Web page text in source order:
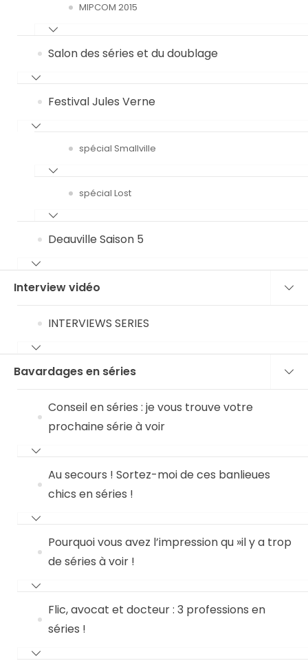
MIPCOM 2015
Salon des séries et du doublage
Festival Jules Verne
spécial Smallville
spécial Lost
Deauville Saison 5
Interview vidéo
INTERVIEWS SERIES
Bavardages en séries
Conseil en séries : je vous trouve votre
prochaine série à voir
Au secours ! Sortez-moi de ces banlieues
chics en séries !
Pourquoi vous avez l’impression qu »il y a trop
de séries à voir !
Flic, avocat et docteur : 3 professions en
séries !